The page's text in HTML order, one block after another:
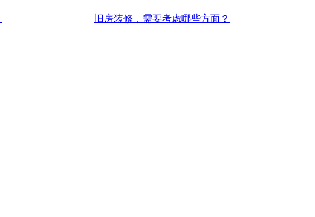
旧房装修，需要考虑哪些方面？